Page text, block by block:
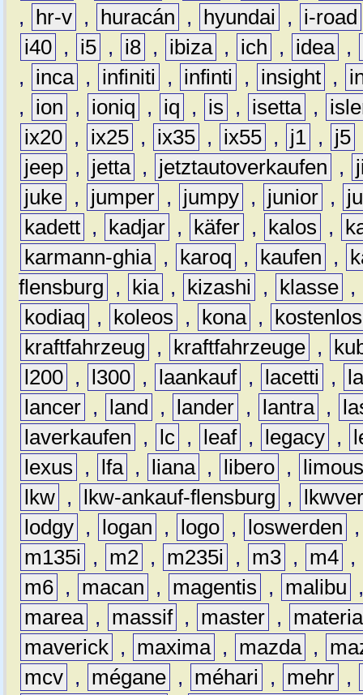
,
hr-v , huracán , hyundai ,
i-road
i40 , i5 , i8 , ibiza , ich , idea ,
,
inca , infiniti , infinti , insight ,
,
ion , ioniq , iq , is , isetta ,
ix20 , ix25 , ix35 , ix55 , j1 , j5
jeep , jetta , jetztautoverkaufen ,
juke , jumper , jumpy , junior ,
kadett , kadjar , käfer , kalos ,
karmann-ghia , karoq , kaufen ,
flensburg
, kia , kizashi , klasse ,
kodiaq
, koleos , kona ,
kostenlos
kraftfahrzeug
, kraftfahrzeuge ,
l200 , l300 , laankauf , lacetti ,
lancer , land , lander , lantra ,
laverkaufen
, lc , leaf , legacy ,
lexus
, lfa , liana , libero ,
lkw , lkw-ankauf-flensburg ,
lodgy , logan , logo , loswerden
m135i
, m2 , m235i , m3 , m4 ,
m6 , macan , magentis , malibu
marea , massif , master ,
materia
maverick , maxima , mazda ,
mcv , mégane , méhari , mehr ,